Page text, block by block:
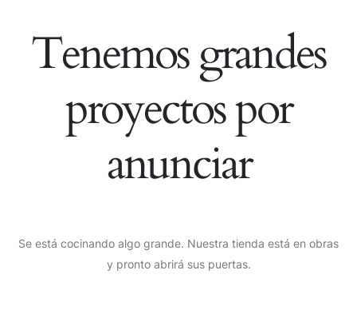
Tenemos grandes
proyectos por
anunciar
Se está cocinando algo grande. Nuestra tienda está en obras
y pronto abrirá sus puertas.